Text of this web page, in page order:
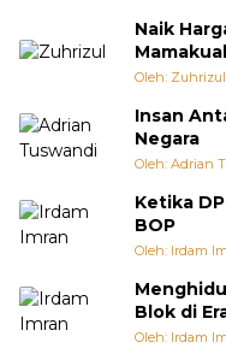
Naik
Oleh: Zuhrizul
Insan
Negara
Oleh: Adrian
Ketika
BOP
Oleh: Irdam
Blok di
Oleh: Irdam